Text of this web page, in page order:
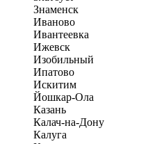
Знаменск
Иваново
Ивантеевка
Ижевск
Изобильный
Ипатово
Искитим
Йошкар-Ола
Казань
Калач-на-Дону
Калуга